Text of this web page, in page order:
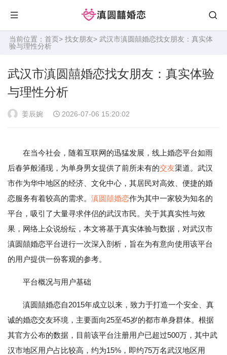
当前位置： 首页> 找女朋友> 武汉市滇圆囍婚恋找女朋友：真实体
验与理性分析
武汉市滇圆囍婚恋找女朋友：真实体验
与理性分析
姜辰婉 2026-07-06 15:20:02
在当今社会，随着互联网的迅猛发展，线上婚恋平台如雨
后春笋般涌现，为单身男女提供了前所未有的交友渠道。武汉
市作为华中地区的经济、文化中心，其居民对高效、便捷的婚
恋服务有着较高的需求。 滇圆囍婚恋作为其中一家较为知名的
平台，吸引了大量寻求伴侣的武汉市民。关于其真实性与效
果，网络上众说纷纭，本文将基于真实体验与数据，对武汉市
滇圆囍婚恋平台进行一次深入剖析，旨在为有意向使用该平台
的用户提供一份客观的参考。
平台概况与用户基础
滇圆囍婚恋自2015年成立以来，致力于打造一个安全、真
诚的婚恋交友环境，主要面向25至45岁的都市单身群体。根据
其官方公布的数据，目前该平台注册用户已超过500万，其中武
汉市地区用户占比较高，约为15%，即约75万名武汉地区用